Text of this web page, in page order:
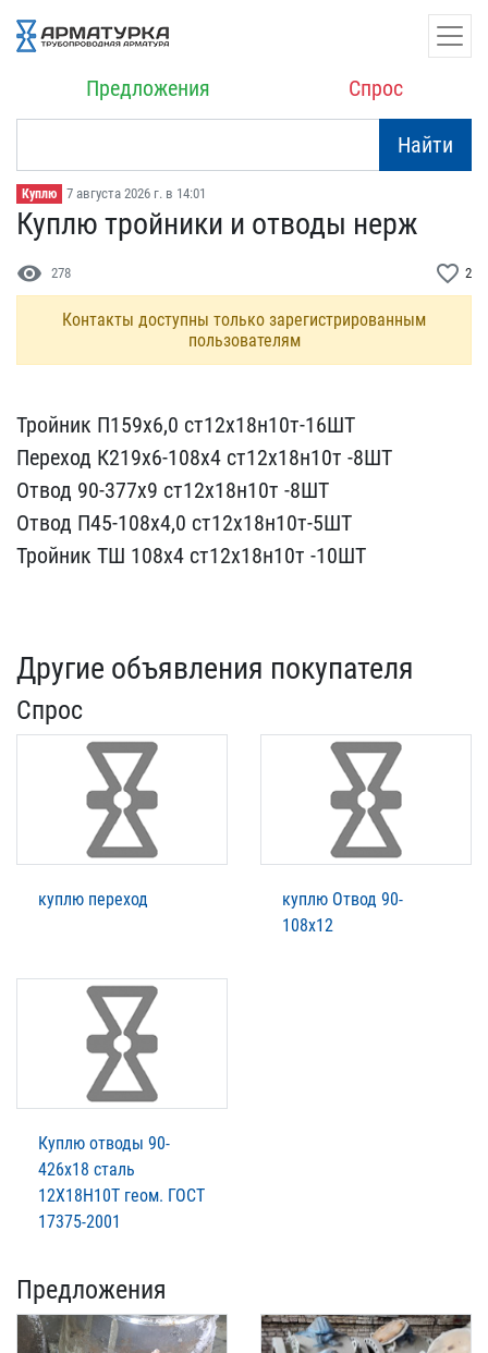
Предложения Спрос
Найти
Куплю 7 августа 2026 г. в 14:01
Куплю тройники и отводы ​нерж
visibility 278 favorite_border 2
Контакты доступны только зарегистрированным
пользователям
Тройник П159х6,0 ст12х18​н10т-16ШТ
Переход К219х6​-108х4 ст12х18н10т -8ШТ
​Отвод 90-377х9 ст12х18н1​0т -8ШТ
Отвод П45-108х4,​0 ст12х18н10т-5ШТ
Тройни​к ТШ 108х4 ст12х18н10т -​10ШТ
Другие объявления покупателя
Спрос
куплю переход
куплю Отвод 90-
108х12
Куплю отводы 90-
426х18 сталь
12Х18Н10Т геом. ГОСТ
17375-2001
Предложения